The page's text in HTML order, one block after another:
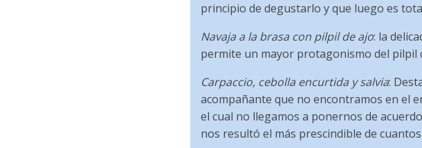
principio de degustarlo y que luego es
Navaja a la brasa con pilpil de ajo: la
permite un mayor protagonismo del pilpil
Carpaccio, cebolla encurtida y salvia:
acompañante que no encontramos en el
el cual no llegamos a ponernos de
nos resultó el más prescindible de